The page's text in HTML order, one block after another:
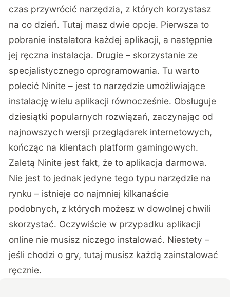
czas przywrócić narzędzia, z których korzystasz
na co dzień. Tutaj masz dwie opcje. Pierwsza to
pobranie instalatora każdej aplikacji, a następnie
jej ręczna instalacja. Drugie – skorzystanie ze
specjalistycznego oprogramowania. Tu warto
polecić Ninite – jest to narzędzie umożliwiające
instalację wielu aplikacji równocześnie. Obsługuje
dziesiątki popularnych rozwiązań, zaczynając od
najnowszych wersji przeglądarek internetowych,
kończąc na klientach platform gamingowych.
Zaletą Ninite jest fakt, że to aplikacja darmowa.
Nie jest to jednak jedyne tego typu narzędzie na
rynku – istnieje co najmniej kilkanaście
podobnych, z których możesz w dowolnej chwili
skorzystać. Oczywiście w przypadku aplikacji
online nie musisz niczego instalować. Niestety –
jeśli chodzi o gry, tutaj musisz każdą zainstalować
ręcznie.